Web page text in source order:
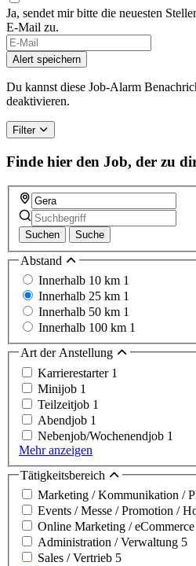
Ja, sendet mir bitte die neuesten
E-Mail zu.
Alert speichern
Du kannst diese Job-Alarm
deaktivieren.
Filter
Finde hier den Job, der zu
Suchen Suche
Abstand
Innerhalb 10 km 1
Innerhalb 25 km 1
Innerhalb 50 km 1
Innerhalb 100 km 1
Art der Anstellung
Karrierestarter 1
Minijob 1
Teilzeitjob 1
Abendjob 1
Nebenjob/Wochenendjob 1
Mehr anzeigen
Tätigkeitsbereich
Marketing / Kommunikation /
Events / Messe / Promotion /
Online Marketing / eCommerce
Administration / Verwaltung 5
Sales / Vertrieb 5